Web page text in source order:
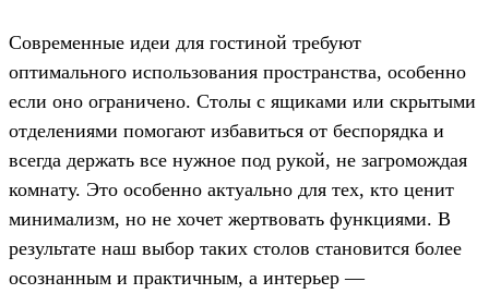
Современные идеи для гостиной требуют
оптимального использования пространства, особенно
если оно ограничено. Столы с ящиками или скрытыми
отделениями помогают избавиться от беспорядка и
всегда держать все нужное под рукой, не загромождая
комнату. Это особенно актуально для тех, кто ценит
минимализм, но не хочет жертвовать функциями. В
результате наш выбор таких столов становится более
осознанным и практичным, а интерьер —